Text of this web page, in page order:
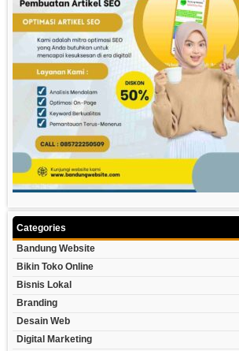
Categories
Bandung Website
Bikin Toko Online
Bisnis Lokal
Branding
Desain Web
Digital Marketing